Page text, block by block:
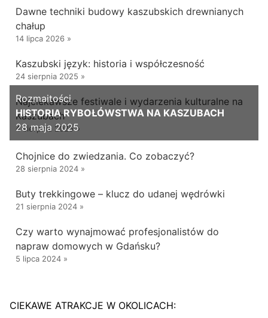
Dawne techniki budowy kaszubskich drewnianych
chałup
14 lipca 2026 »
Kaszubski język: historia i współczesność
24 sierpnia 2025 »
Najciekawsze festiwale i wydarzenia kulturalne na
Kaszubach
4 sierpnia 2025 »
Rozmaitości
HISTORIA RYBOŁÓWSTWA NA KASZUBACH
28 maja 2025
Chojnice do zwiedzania. Co zobaczyć?
28 sierpnia 2024 »
Buty trekkingowe – klucz do udanej wędrówki
21 sierpnia 2024 »
Czy warto wynajmować profesjonalistów do
napraw domowych w Gdańsku?
5 lipca 2024 »
CIEKAWE ATRAKCJE W OKOLICACH: